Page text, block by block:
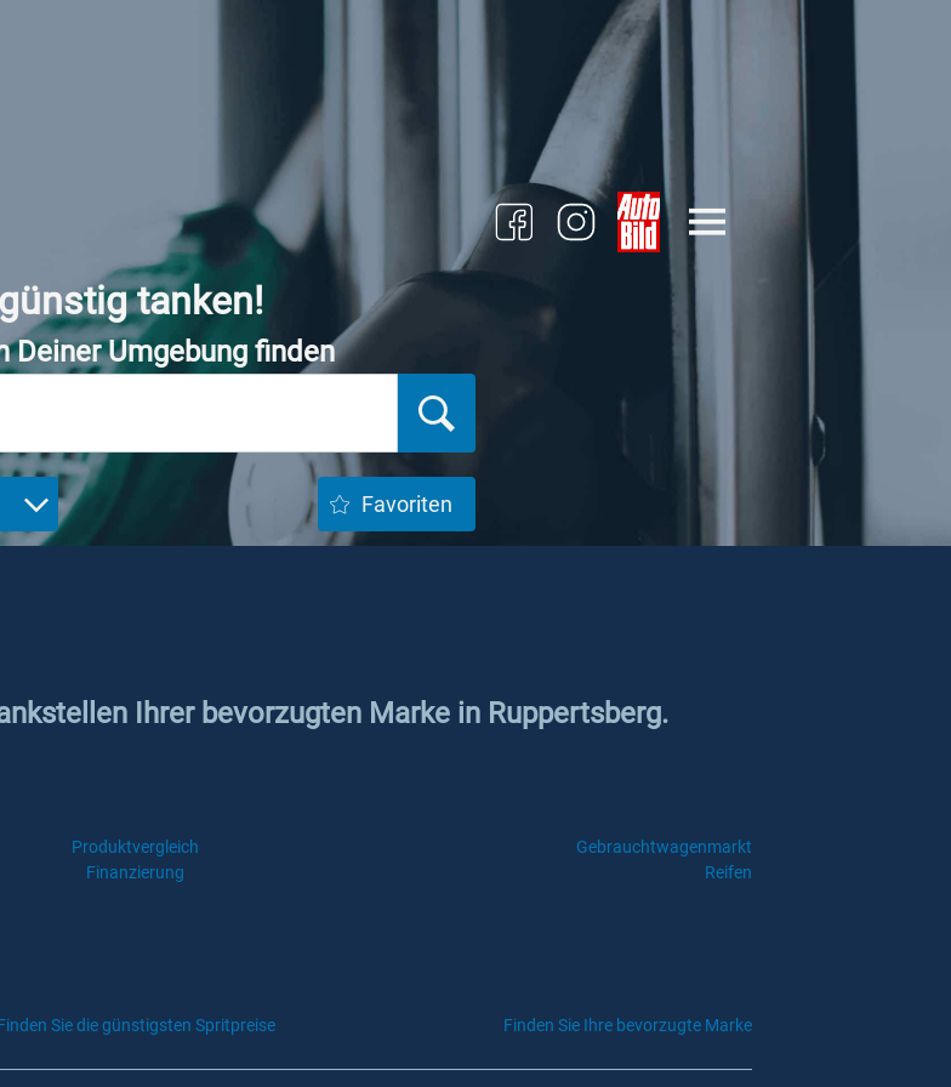
tanken!
Deiner Umgebung finden
Favoriten
Ihrer bevorzugten Marke in Ruppertsberg.
Produktvergleich
Gebrauchtwagenmarkt
Finanzierung
Reifen
Sie die günstigsten Spritpreise Finden Sie Ihre bevorzugte Marke